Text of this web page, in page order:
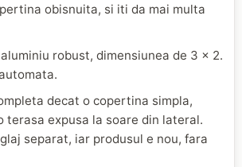
obisnuita, si iti da mai multa
robust, dimensiunea de 3 x 2.
decat o copertina simpla,
terasa expusa la soare din lateral.
separat, iar produsul e nou, fara